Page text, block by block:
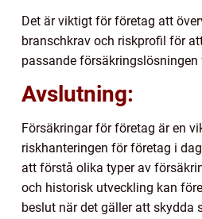
Det är viktigt för företag att
branschkrav och riskprofil för
passande försäkringslösningen
Avslutning:
Försäkringar för företag är en
riskhanteringen för företag i
att förstå olika typer av
och historisk utveckling kan
beslut när det gäller att skydda